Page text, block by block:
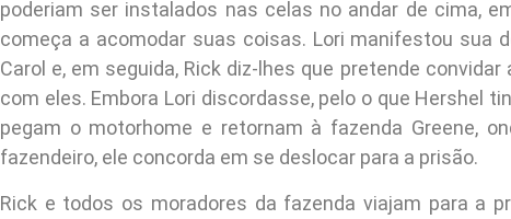
poderiam ser instalados nas celas no andar de cima,
começa a acomodar suas coisas. Lori manifestou sua
Carol e, em seguida, Rick diz-lhes que pretende
com eles. Embora Lori discordasse, pelo o que Hershel
pegam o motorhome e retornam à fazenda Greene,
fazendeiro, ele concorda em se deslocar para a prisão.
Rick e todos os moradores da fazenda viajam para a